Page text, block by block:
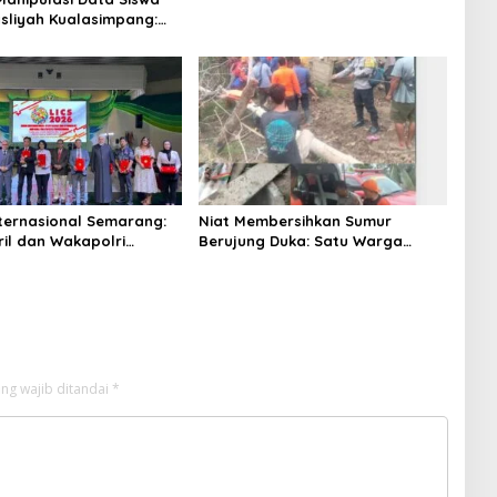
Kualasimpang:
& Paket Makan Bergizi
Semarang:
dan Wakapolri
Niat Membersihkan Sumur
Berujung Duka: Satu Warga
wajib ditandai *